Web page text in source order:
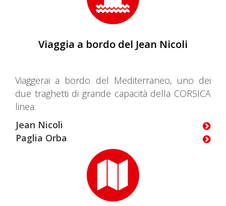
Viaggia a bordo del Jean Nicoli
Viaggerai a bordo del Mediterraneo, uno dei
due traghetti di grande capacità della CORSICA
linea.
Jean Nicoli
Paglia Orba